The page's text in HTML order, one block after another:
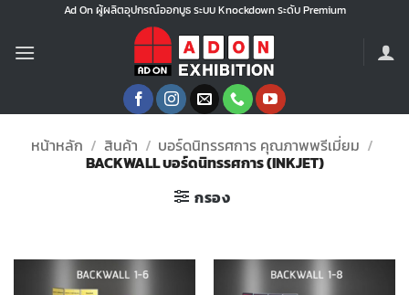
ยัง
Ad On ผู้ผลิตอุปกรณ์ออกบูธ ระบบ Knockdown ระดับ Premium
หน้าหลัก / สินค้า / บอร์ดนิทรรศการ คุณภาพพรีเมี่ยม /
BACKWALL บอร์ดนิทรรศการ (INKJET)
กรอง